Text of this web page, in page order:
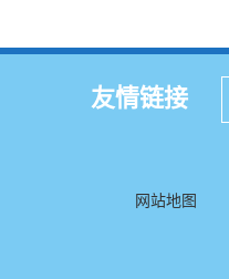
友情链接
网站地图